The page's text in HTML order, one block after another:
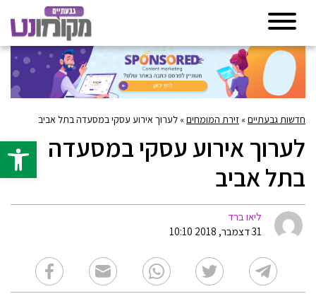
פתח
חדשות גבעתיים» זירת המומחים» לערוך אירוע עסקי במסעדה בתל אביב
לערוך אירוע עסקי במסעדה
בתל אביב
ליאו ברד
31 דצמבר, 2018 10:10